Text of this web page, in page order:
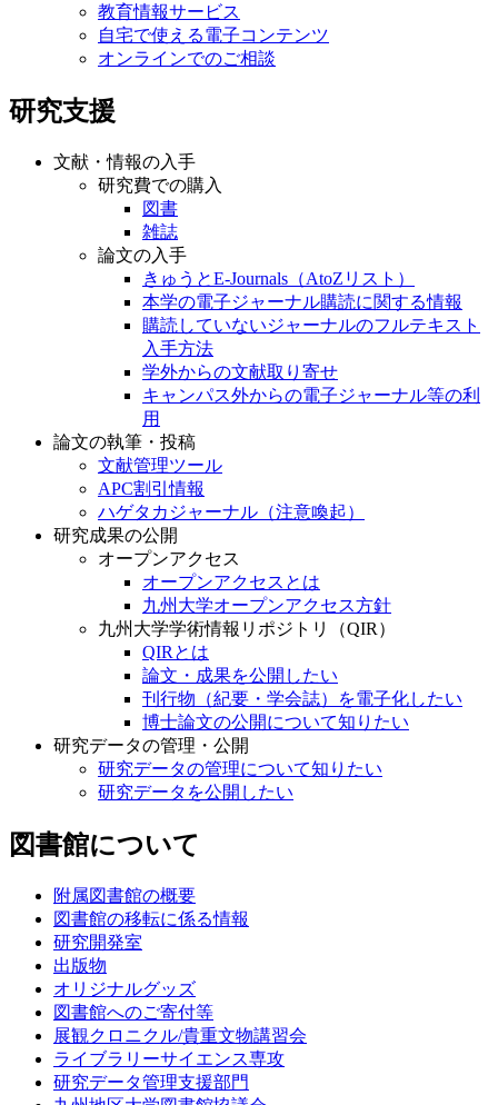
教育情報サービス
自宅で使える電子コンテンツ
オンラインでのご相談
研究支援
文献・情報の入手
研究費での購入
図書
雑誌
論文の入手
きゅうとE-Journals（AtoZリスト）
本学の電子ジャーナル購読に関する情報
購読していないジャーナルのフルテキスト
入手方法
学外からの文献取り寄せ
キャンパス外からの電子ジャーナル等の利
用
論文の執筆・投稿
文献管理ツール
APC割引情報
ハゲタカジャーナル（注意喚起）
研究成果の公開
オープンアクセス
オープンアクセスとは
九州大学オープンアクセス方針
九州大学学術情報リポジトリ（QIR）
QIRとは
論文・成果を公開したい
刊行物（紀要・学会誌）を電子化したい
博士論文の公開について知りたい
研究データの管理・公開
研究データの管理について知りたい
研究データを公開したい
図書館について
附属図書館の概要
図書館の移転に係る情報
研究開発室
出版物
オリジナルグッズ
図書館へのご寄付等
展観クロニクル/貴重文物講習会
ライブラリーサイエンス専攻
研究データ管理支援部門